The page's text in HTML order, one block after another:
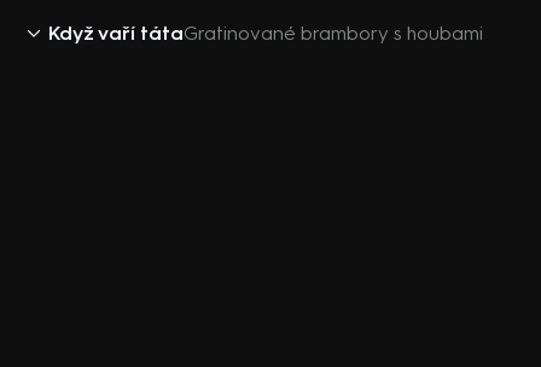
Když vaří tátaGratinované brambory s houbami